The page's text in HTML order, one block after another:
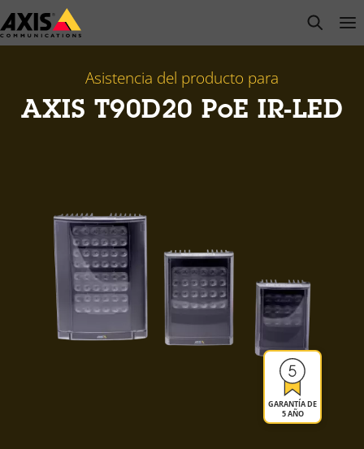
Saltar
al
open
Asistencia del producto para
AXIS T90D20 PoE IR-LED
GARANTÍA DE
5 AÑO